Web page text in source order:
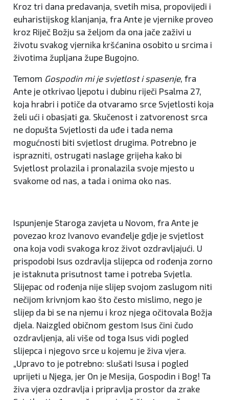
Kroz tri dana predavanja, svetih misa, propovijedi i
euharistijskog klanjanja, fra Ante je vjernike proveo
kroz Riječ Božju sa željom da ona jače zaživi u
životu svakog vjernika kršćanina osobito u srcima i
životima župljana župe Bugojno.
Temom Gospodin mi je svjetlost i spasenje, fra
Ante je otkrivao ljepotu i dubinu riječi Psalma 27,
koja hrabri i potiče da otvaramo srce Svjetlosti koja
želi ući i obasjati ga. Skučenost i zatvorenost srca
ne dopušta Svjetlosti da uđe i tada nema
mogućnosti biti svjetlost drugima. Potrebno je
isprazniti, ostrugati naslage grijeha kako bi
Svjetlost prolazila i pronalazila svoje mjesto u
svakome od nas, a tada i onima oko nas.
Ispunjenje Staroga zavjeta u Novom, fra Ante je
povezao kroz Ivanovo evanđelje gdje je svjetlost
ona koja vodi svakoga kroz život ozdravljajući. U
prispodobi Isus ozdravlja slijepca od rođenja zorno
je istaknuta prisutnost tame i potreba Svjetla.
Slijepac od rođenja nije slijep svojom zaslugom niti
nečijom krivnjom kao što često mislimo, nego je
slijep da bi se na njemu i kroz njega očitovala Božja
djela. Naizgled običnom gestom Isus čini čudo
ozdravljenja, ali više od toga Isus vidi pogled
slijepca i njegovo srce u kojemu je živa vjera.
„Upravo to je potrebno: slušati Isusa i pogled
uprijeti u Njega, jer On je Mesija, Gospodin i Bog! Ta
živa vjera ozdravlja i pripravlja prostor da zrake